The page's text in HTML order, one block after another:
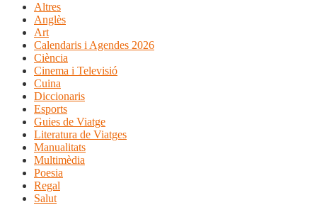
Altres
Anglès
Art
Calendaris i Agendes 2026
Ciència
Cinema i Televisió
Cuina
Diccionaris
Esports
Guies de Viatge
Literatura de Viatges
Manualitats
Multimèdia
Poesia
Regal
Salut